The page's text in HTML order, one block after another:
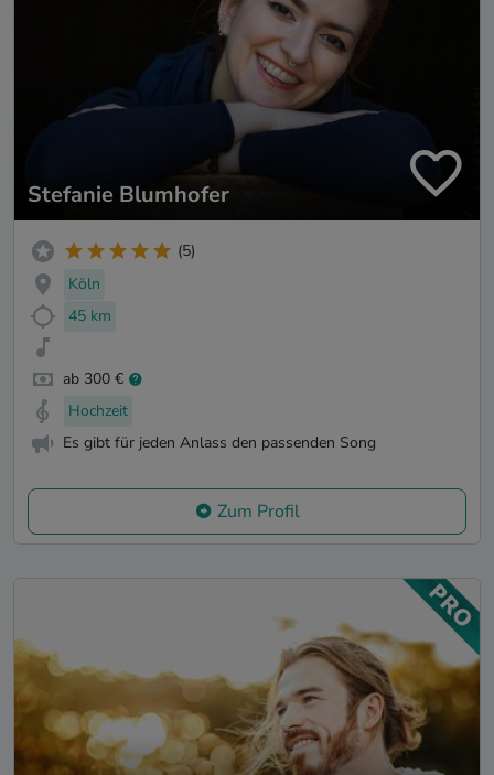
Stefanie Blumhofer
(5)
Köln
45 km
ab 300 €
Hochzeit
Es gibt für jeden Anlass den passenden Song
Zum Profil